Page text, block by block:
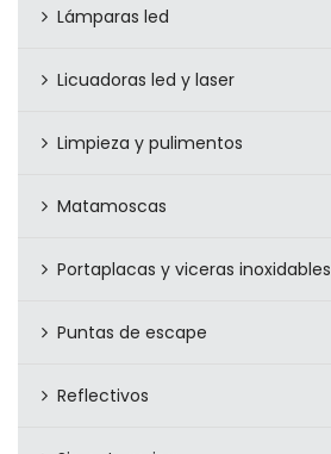
Lámparas led
Licuadoras led y laser
Limpieza y pulimentos
Matamoscas
Portaplacas y viceras inoxidables
Puntas de escape
Reflectivos